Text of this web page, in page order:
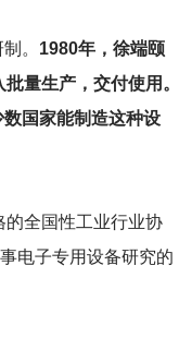
。 1980年，徐端颐
量生产，交付使用。
国家能制造这种设
全国性工业行业协
电子专用设备研究的